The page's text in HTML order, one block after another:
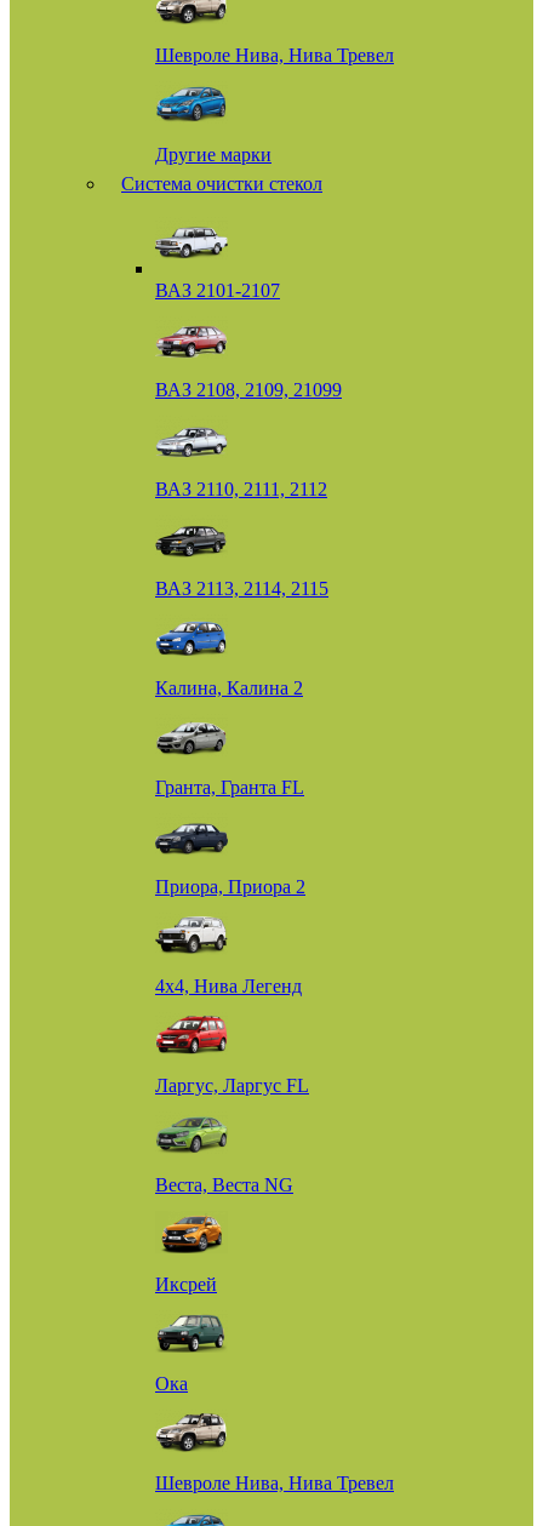
Шевроле Нива, Нива Тревел
Другие марки
Система очистки стекол
ВАЗ 2101-2107
ВАЗ 2108, 2109, 21099
ВАЗ 2110, 2111, 2112
ВАЗ 2113, 2114, 2115
Калина, Калина 2
Гранта, Гранта FL
Приора, Приора 2
4х4, Нива Легенд
Ларгус, Ларгус FL
Веста, Веста NG
Иксрей
Ока
Шевроле Нива, Нива Тревел